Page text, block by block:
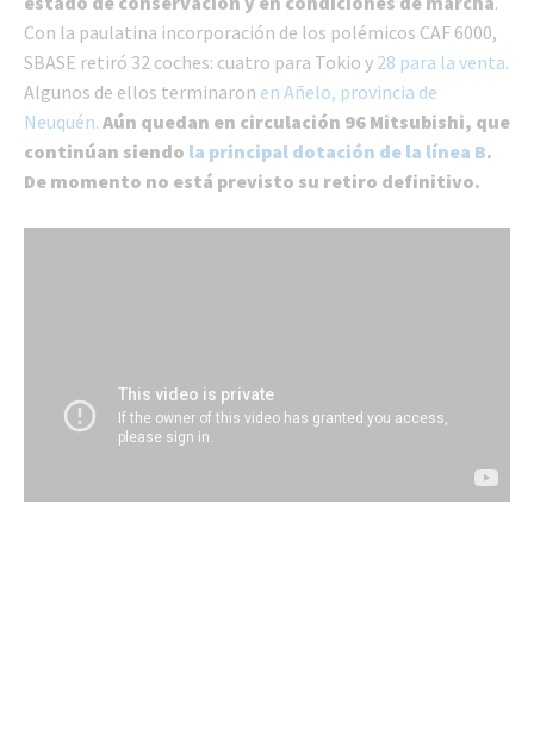
Con la paulatina incorporación de los polémicos CAF 6000,
SBASE retiró 32 coches: cuatro para Tokio y 28 para la venta.
Algunos de ellos terminaron en Añelo, provincia de
Neuquén. Aún quedan en circulación 96 Mitsubishi, que
continúan siendo la principal dotación de la línea B.
De momento no está previsto su retiro definitivo.